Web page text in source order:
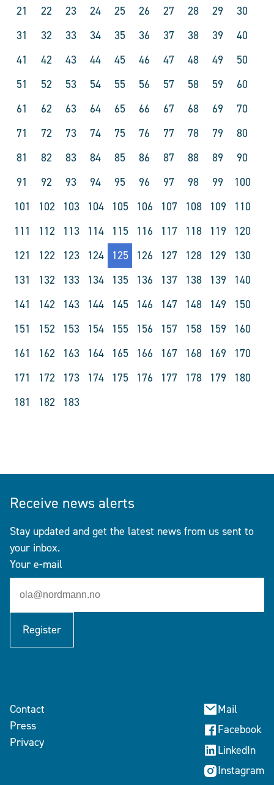
21
22 23 24 25 26 27 28 29
30
31
32 33 34 35 36 37 38 39
40
41
42 43 44 45 46 47 48 49
50
51
52 53 54 55 56 57 58 59
60
61
62 63 64 65 66 67 68 69
70
71
72 73 74 75 76 77 78 79
80
81
82 83 84 85 86 87 88 89
90
91
92 93 94 95 96 97 98 99
100
101
102 103 104 105 106 107 108 109
110
111
112 113 114 115 116 117 118 119
120
121
122 123 124 125 126 127 128 129
130
131
132 133 134 135 136 137 138 139
140
141
142 143 144 145 146 147 148 149
150
151
152 153 154 155 156 157 158 159
160
161
162 163 164 165 166 167 168 169
170
171
172 173 174 175 176 177 178 179
180
181
182 183
Receive news alerts
Stay updated and get the latest news from us sent to
your inbox.
Your e-mail
Register
Contact
Press
Privacy
Mail
Facebook
LinkedIn
Instagram